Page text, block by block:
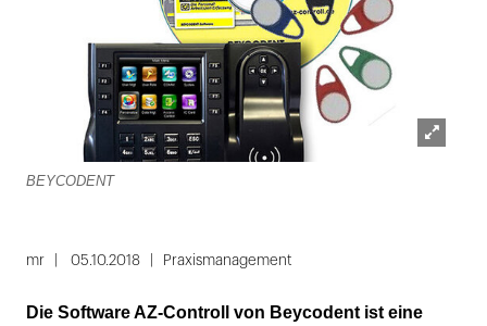
BEYCODENT
mr 05.10.2018 Praxismanagement
Die Software AZ-Controll von Beycodent ist eine